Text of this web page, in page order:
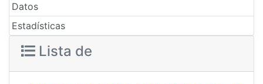
Datos
Estadísticas
Lista de